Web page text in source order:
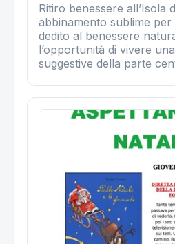
Ritiro benessere all’Isola
abbinamento sublime
dedito al benessere
l’opportunità di vivere
suggestive della parte